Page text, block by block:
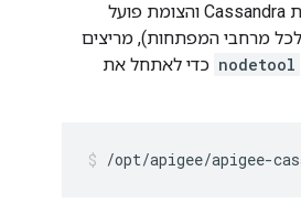
אחרי שמתקינים את Cassandra והצומת פועל
(בהנחה ש-RF>=2 לכל מרחבי המפתחות), מריצים
nodetool כדי לאתחל את
/opt/apigee/apigee-